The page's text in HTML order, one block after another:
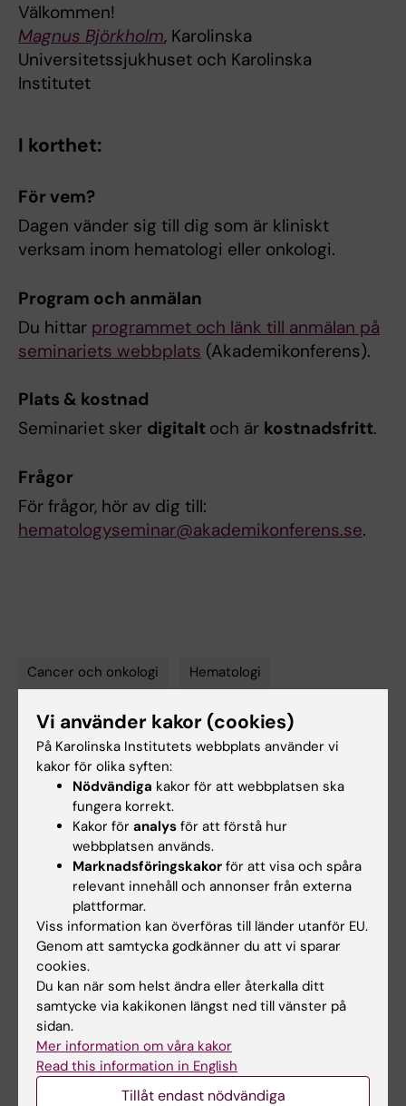
Välkommen!
Magnus Björkholm, Karolinska
Universitetssjukhuset och Karolinska
Institutet
I korthet:
För vem?
Dagen vänder sig till dig som är kliniskt
verksam inom hematologi eller onkologi.
Program och anmälan
Du hittar programmet och länk till anmälan på
seminariets webbplats (Akademikonferens).
Plats & kostnad
Seminariet sker digitalt och är kostnadsfritt.
Frågor
För frågor, hör av dig till:
hematologyseminar@akademikonferens.se.
Tags
Cancer och onkologi Hematologi
Innehållsgranskare:
Matilda Jansson
Ann Sofie Sten
Sidan uppdaterad:2026-02-13
Relaterade events
Vi använder kakor (cookies)
På Karolinska Institutets webbplats använder vi
kakor för olika syften:
Nödvändiga kakor för att webbplatsen ska
fungera korrekt.
Kakor för analys för att förstå hur
webbplatsen används.
Marknadsföringskakor för att visa och spåra
relevant innehåll och annonser från externa
plattformar.
Viss information kan överföras till länder utanför EU.
Genom att samtycka godkänner du att vi sparar
cookies.
Du kan när som helst ändra eller återkalla ditt
samtycke via kakikonen längst ned till vänster på
sidan.
Mer information om våra kakor
Read this information in English
Tillåt endast nödvändiga